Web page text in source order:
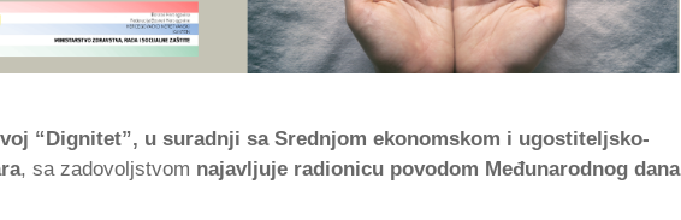
“Dignitet”, u suradnji sa Srednjom ekonomskom i ugostiteljsko-
, sa zadovoljstvom najavljuje radionicu povodom Međunarodnog dana